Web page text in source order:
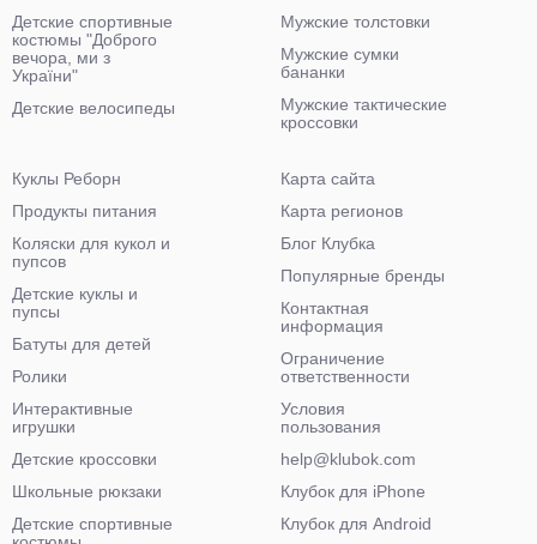
Детские спортивные
костюмы "Доброго
вечора, ми з
України"
Детские велосипеды
Мужские толстовки
Мужские сумки
бананки
Мужские тактические
кроссовки
Куклы Реборн
Продукты питания
Коляски для кукол и
пупсов
Детские куклы и
пупсы
Батуты для детей
Ролики
Интерактивные
игрушки
Детские кроссовки
Школьные рюкзаки
Детские спортивные
Карта сайта
Карта регионов
Блог Клубка
Популярные бренды
Контактная
информация
Ограничение
ответственности
Условия
пользования
help@klubok.com
Клубок для iPhone
Клубок для Android